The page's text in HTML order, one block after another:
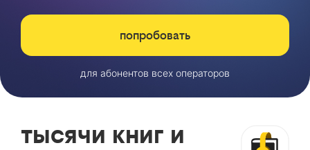
попробовать
для абонентов всех операторов
тысячи книг и